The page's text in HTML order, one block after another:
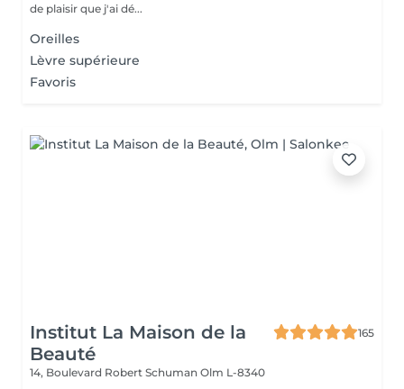
de plaisir que j'ai dé...
Oreilles
Lèvre supérieure
Favoris
Institut La Maison de la
Beauté
165
14, Boulevard Robert Schuman Olm L-8340